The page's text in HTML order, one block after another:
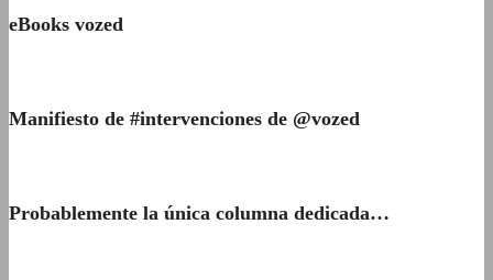
eBooks vozed
Manifiesto de #intervenciones de @vozed
Probablemente la única columna dedicada…